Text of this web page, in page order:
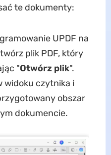
te dokumenty:
UPDF na
plik PDF, który
"Otwórz plik".
widoku czytnika i
obszar
dokumencie.